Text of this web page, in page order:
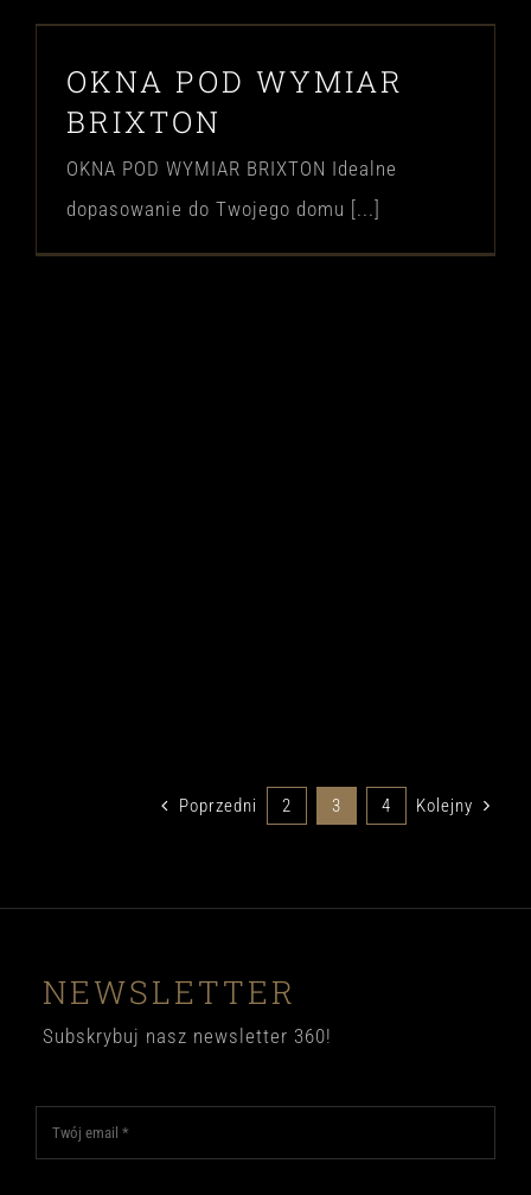
OKNA POD WYMIAR
BRIXTON
OKNA POD WYMIAR BRIXTON Idealne
dopasowanie do Twojego domu [...]
Poprzedni 2 3 4 Kolejny
NEWSLETTER
Subskrybuj nasz newsletter 360!